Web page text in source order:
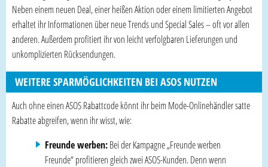
Neben einem neuen Deal, einer heißen Aktion oder einem limitierten Angebot
erhaltet ihr Informationen über neue Trends und Special Sales – oft vor allen
anderen. Außerdem profitiert ihr von leicht verfolgbaren Lieferungen und
unkomplizierten Rücksendungen.
WEITERE SPARMÖGLICHKEITEN BEI ASOS NUTZEN
Auch ohne einen ASOS Rabattcode könnt ihr beim Mode-Onlinehändler satte
Rabatte abgreifen, wenn ihr wisst, wie:
Freunde werben:Bei der Kampagne „Freunde werben
Freunde“ profitieren gleich zwei ASOS-Kunden. Denn wenn